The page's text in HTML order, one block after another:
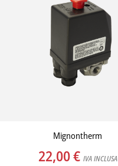
Mignontherm
22,00€ IVA INCLUSA